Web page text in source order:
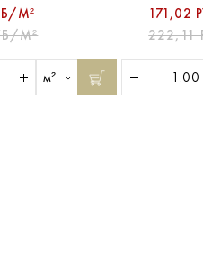
М²
М²
м²
171,02
222,11